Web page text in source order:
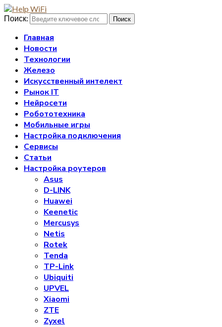
Поиск: Поиск
Главная
Новости
Технологии
Железо
Искусственный интелект
Рынок IT
Нейросети
Робототехника
Мобильные игры
Настройка подключения
Сервисы
Статьи
Настройка роутеров
Asus
D-LINK
Huawei
Keenetic
Mercusys
Netis
Rotek
Tenda
TP-Link
Ubiquiti
UPVEL
Xiaomi
ZTE
Zyxel